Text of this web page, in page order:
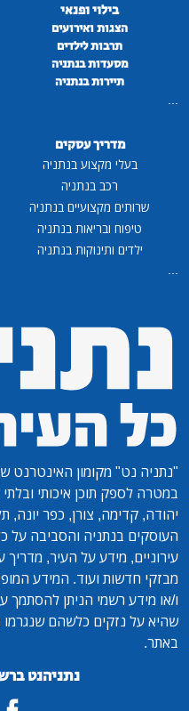
בילוי ופנאי
הצגות ואירועים
תרבות לילדים
מסעדות בנתניה
תיירות בנתניה
...
מדריך עסקים
בעלי מקצוע בנתניה
רכב בנתניה
שרותים מקצועיים בנתניה
טיפוח ובריאות בנתניה
ילדים ותינוקות בנתניה
...
"נתניה נט" מקומון האינטרנט
במטרה לספק תוכן איכותי
יהודה, קדימה, צורן, כפר יונה,
העוסקים בנתניה והסביבה על
עירוניים, מידע על העיר,
מבזקי חדשות ועוד. המידע
ו/או מידע רשמי הניתן להסתמך
שהיא על נזקים כלשהם
באתר.
נתניהנט